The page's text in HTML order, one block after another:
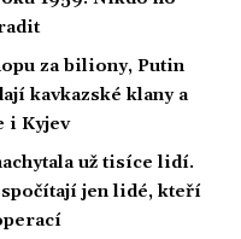
za biliony, Putin
kavkazské klany a
i Kyjev
už tisíce lidí.
spočítají jen lidé, kteří